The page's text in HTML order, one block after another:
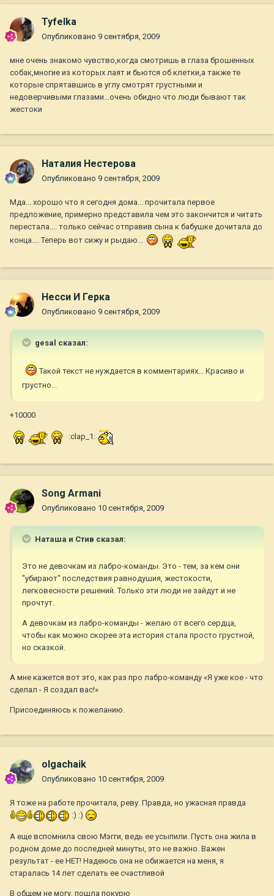
Tyfelka
Опубликовано 9 сентября, 2009
мне очень знакомо чувство,когда смотришь в глаза брошенных
собак,многие из которых лаят и бьются об клетки,а также те
которые спрятавшись в углу смотрят грустными и
недоверчивыми глазами...очень обидно что люди бывают так
жестоки
Наталия Нестерова
Опубликовано 9 сентября, 2009
Мда... хорошо что я сегодня дома... прочитала первое
предложение, примерно представила чем это закончится и читать
перестала.... только сейчас отправив сына к бабушке дочитала до
конца.... Теперь вот сижу и рыдаю...
Несси И Герка
Опубликовано 9 сентября, 2009
gesal сказал:
Такой текст не нуждается в комментариях... Красиво и
грустно...
+10000
:clap_1:
Song Armani
Опубликовано 10 сентября, 2009
Наташа и Стив сказал:
Это не девочкам из лабро-команды. Это - тем, за кем они
"убирают" последствия равнодушия, жестокости,
легковесности решений. Только эти люди не зайдут и не
прочтут.
А девочкам из лабро-команды - желаю от всего сердца,
чтобы как можно скорее эта история стала просто грустной,
но сказкой.
А мне кажется вот это, как раз про лабро-команду «Я уже кое - что
сделал - Я создал вас!»
Присоединяюсь к пожеланию.
olgachaik
Опубликовано 10 сентября, 2009
Я тоже на работе прочитала, реву. Правда, но ужасная правда
:) :)
А еще вспомнила свою Мэгги, ведь ее усыпили. Пусть она жила в
родном доме до последней минуты, это не важно. Важен
результат - ее НЕТ! Надеюсь она не обижается на меня, я
старалась 14 лет сделать ее счастливой
В общем не могу, пошла покурю